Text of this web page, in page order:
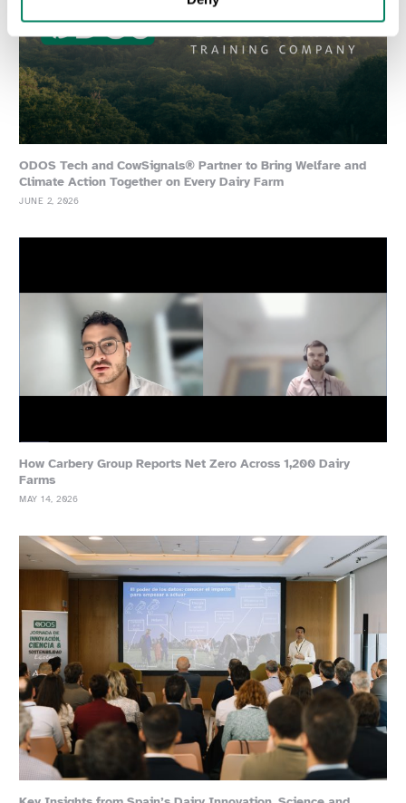
ODOS Tech and CowSignals® Partner to Bring Welfare and
Climate Action Together on Every Dairy Farm
JUNE 2, 2026
How Carbery Group Reports Net Zero Across 1,200 Dairy
Farms
MAY 14, 2026